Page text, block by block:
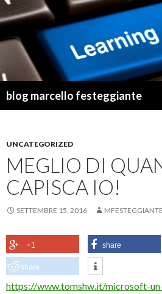
blog marcello festeggiante
UNCATEGORIZED
MEGLIO DI
CAPISCA IO!
SETTEMBRE 15, 2016 MFESTEGGIANTE
+1 share
share
https://www.tomshw.it/microsoft-